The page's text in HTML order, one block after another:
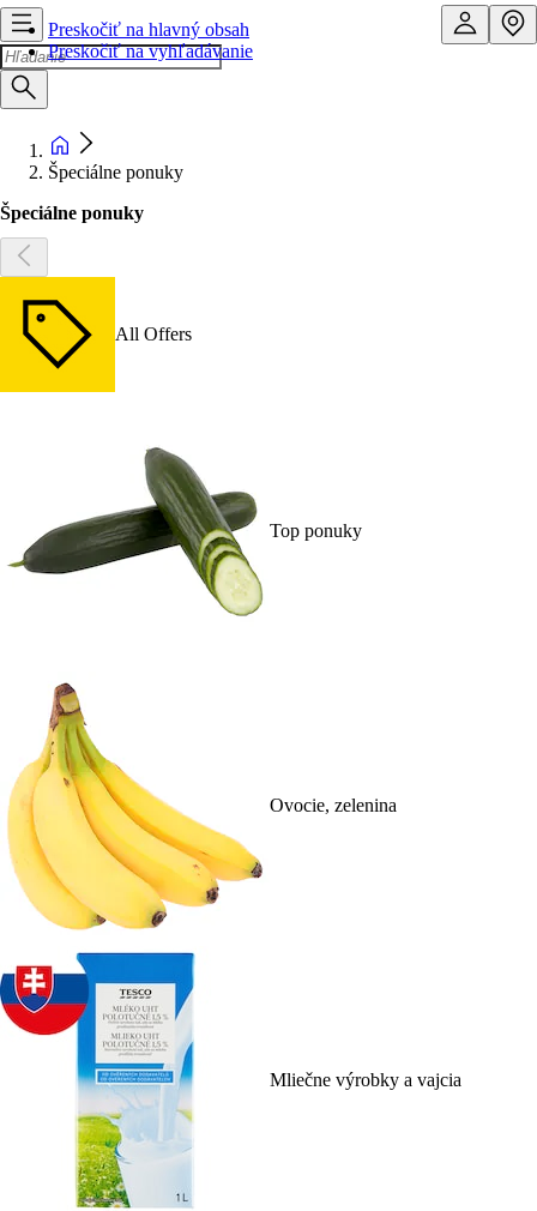
Preskočiť na hlavný obsah
Preskočiť na vyhľadávanie
Špeciálne ponuky
Špeciálne ponuky
All Offers
Top ponuky
Ovocie, zelenina
Mliečne výrobky a vajcia